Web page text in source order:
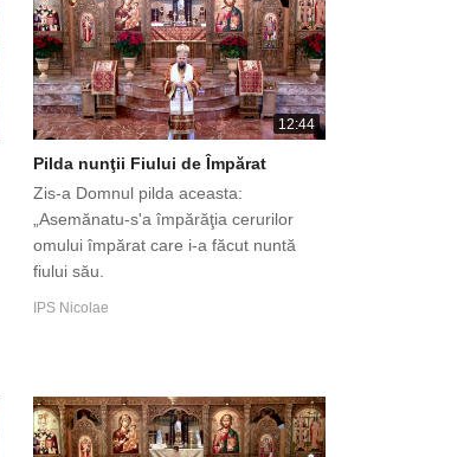
12:44
Pilda nunţii Fiului de Împărat
Zis-a Domnul pilda aceasta:
„Asemănatu-s'a împărăţia cerurilor
omului împărat care i-a făcut nuntă
fiului său.
IPS Nicolae